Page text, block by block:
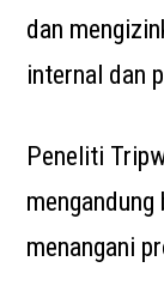
dan
internal dan
Peneliti
mengandung
menangani